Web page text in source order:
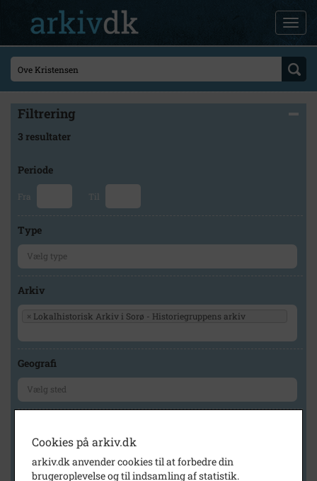
Filtrering
3 resultater
Periode
Fra Til
Type
Arkiv
× Lokalhistorisk Arkiv i Sorø - Historiegruppens arkiv
Geografi
Vis kun med billeder
Vis kun med filmklip
Cookies på arkiv.dk
arkiv.dk anvender cookies til at forbedre din
brugeroplevelse og til indsamling af statistik.